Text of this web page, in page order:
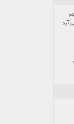
آید